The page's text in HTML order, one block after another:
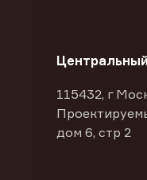
115432, г
дом 6, стр 2